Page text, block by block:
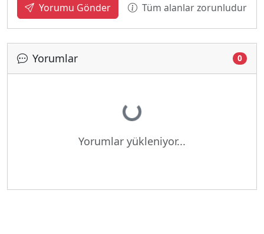
Yorumu Gönder Tüm alanlar zorunludur
Yorumlar 0
Yükleniyor...
Yorumlar yükleniyor...